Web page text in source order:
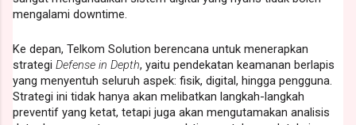
mengalami downtime.
Ke depan, Telkom Solution berencana untuk menerapkan
strategi Defense in Depth, yaitu pendekatan keamanan berlapis
yang menyentuh seluruh aspek: fisik, digital, hingga pengguna.
Strategi ini tidak hanya akan melibatkan langkah-langkah
preventif yang ketat, tetapi juga akan mengutamakan analisis